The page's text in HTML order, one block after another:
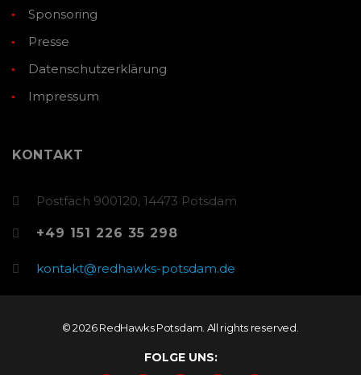
Sponsoring
Presse
Datenschutzerklärung
Impressum
KONTAKT
Postfach 900120, 14473 Potsdam
+49 151 226 35 298
kontakt@redhawks-potsdam.de
© 2026 RedHawks Potsdam. All rights reserved.
FOLGE UNS: